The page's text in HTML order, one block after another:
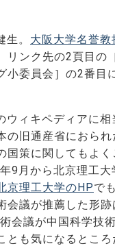
。 大阪大学名誉
リンク先の2頁目の
小委員会］の2番目
ウィキペディアに相
の旧通産省におられ
国策に関してもよく
9月から北京理工大
京理工大学のHPで
会議が推薦した形跡
会議が中国科学技
とも気になるところ